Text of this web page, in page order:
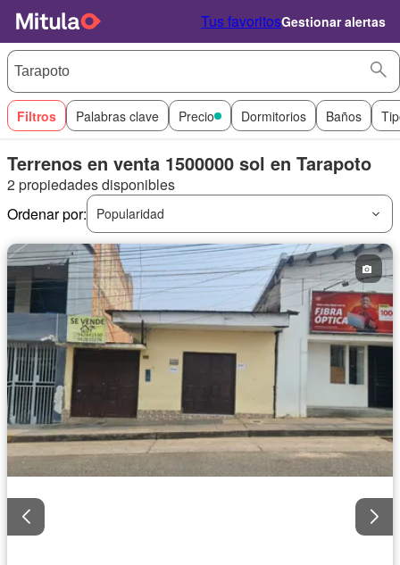
Tus favoritosGestionar alertas
Filtros Palabras clave Precio Dormitorios Baños
Terrenos en venta 1500000 sol en Tarapoto
2 propiedades disponibles
Ordenar por:
Popularidad